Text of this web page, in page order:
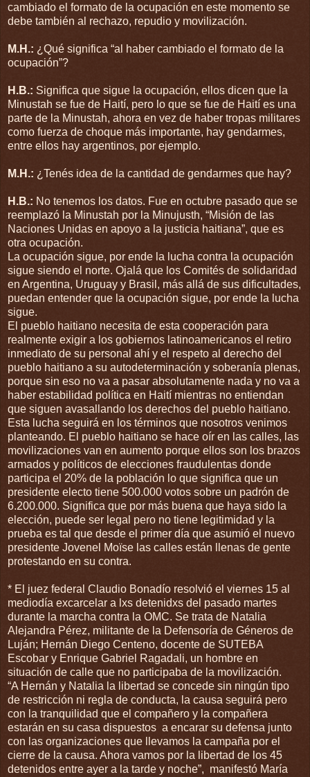
cambiado el formato de la ocupación en este momento se
debe también al rechazo, repudio y movilización.
M.H.: ¿Qué significa “al haber cambiado el formato de la
ocupación”?
H.B.: Significa que sigue la ocupación, ellos dicen que la
Minustah se fue de Haití, pero lo que se fue de Haití es una
parte de la Minustah, ahora en vez de haber tropas militares
como fuerza de choque más importante, hay gendarmes,
entre ellos hay argentinos, por ejemplo.
M.H.: ¿Tenés idea de la cantidad de gendarmes que hay?
H.B.: No tenemos los datos. Fue en octubre pasado que se
reemplazó la Minustah por la Minujusth, “Misión de las
Naciones Unidas en apoyo a la justicia haitiana”, que es
otra ocupación.
La ocupación sigue, por ende la lucha contra la ocupación
sigue siendo el norte. Ojalá que los Comités de solidaridad
en Argentina, Uruguay y Brasil, más allá de sus dificultades,
puedan entender que la ocupación sigue, por ende la lucha
sigue.
El pueblo haitiano necesita de esta cooperación para
realmente exigir a los gobiernos latinoamericanos el retiro
inmediato de su personal ahí y el respeto al derecho del
pueblo haitiano a su autodeterminación y soberanía plenas,
porque sin eso no va a pasar absolutamente nada y no va a
haber estabilidad política en Haití mientras no entiendan
que siguen avasallando los derechos del pueblo haitiano.
Esta lucha seguirá en los términos que nosotros venimos
planteando. El pueblo haitiano se hace oír en las calles, las
movilizaciones van en aumento porque ellos son los brazos
armados y políticos de elecciones fraudulentas donde
participa el 20% de la población lo que significa que un
presidente electo tiene 500.000 votos sobre un padrón de
6.200.000. Significa que por más buena que haya sido la
elección, puede ser legal pero no tiene legitimidad y la
prueba es tal que desde el primer día que asumió el nuevo
presidente Jovenel Moïse las calles están llenas de gente
protestando en su contra.
* El juez federal Claudio Bonadío resolvió el viernes 15 al
mediodía excarcelar a lxs detenidxs del pasado martes
durante la marcha contra la OMC. Se trata de Natalia
Alejandra Pérez, militante de la Defensoría de Géneros de
Luján; Hernán Diego Centeno, docente de SUTEBA
Escobar y Enrique Gabriel Ragadali, un hombre en
situación de calle que no participaba de la movilización.
“A Hernán y Natalia la libertad se concede sin ningún tipo
de restricción ni regla de conducta, la causa seguirá pero
con la tranquilidad que el compañero y la compañera
estarán en su casa dispuestos a encarar su defensa junto
con las organizaciones que llevamos la campaña por el
cierre de la causa. Ahora vamos por la libertad de los 45
detenidos entre ayer a la tarde y noche”, manifestó María